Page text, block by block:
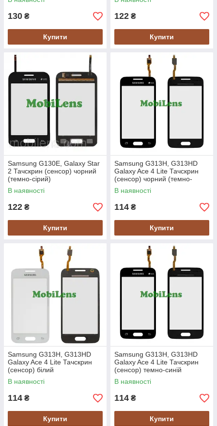
130 ₴
Купити
122 ₴
Купити
Samsung G130E, Galaxy Star
2 Тачскрин (сенсор) чорний
(темно-сірий)
В наявності
122 ₴
Купити
Samsung G313H, G313HD
Galaxy Ace 4 Lite Тачскрин
(сенсор) чорний (темно-
сірий)
В наявності
114 ₴
Купити
Samsung G313H, G313HD
Galaxy Ace 4 Lite Тачскрин
(сенсор) білий
В наявності
114 ₴
Купити
Samsung G313H, G313HD
Galaxy Ace 4 Lite Тачскрин
(сенсор) темно-синій
В наявності
114 ₴
Купити